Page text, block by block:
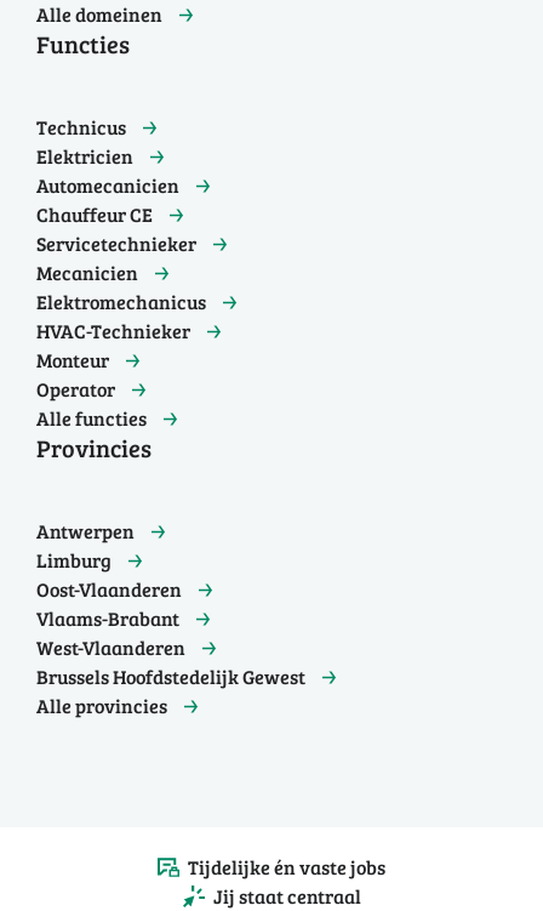
Alle domeinen
Functies
Technicus
Elektricien
Automecanicien
Chauffeur CE
Servicetechnieker
Mecanicien
Elektromechanicus
HVAC-Technieker
Monteur
Operator
Alle functies
Provincies
Antwerpen
Limburg
Oost-Vlaanderen
Vlaams-Brabant
West-Vlaanderen
Brussels Hoofdstedelijk Gewest
Alle provincies
Tijdelijke én vaste jobs
Jij staat centraal